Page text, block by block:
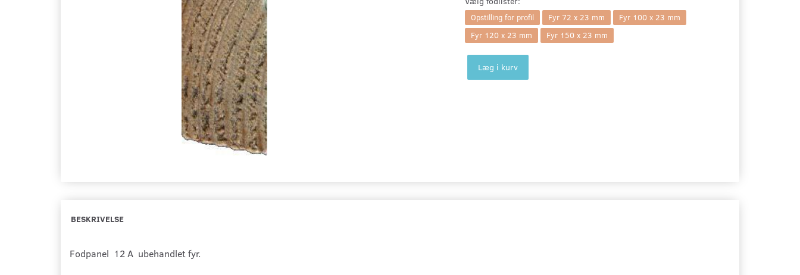
Opstilling for profil Fyr 72 x 23 mm
Fyr 100 x 23 mm
Fyr 120 x 23 mm
Fyr 150 x 23 mm
Læg i kurv
BESKRIVELSE
Fodpanel 12 A ubehandlet fyr.